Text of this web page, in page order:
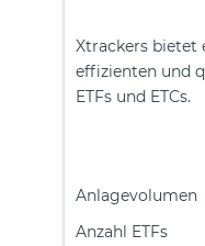
Xtrackers bietet
effizienten und
ETFs und ETCs.
Anlagevolumen
Anzahl ETFs